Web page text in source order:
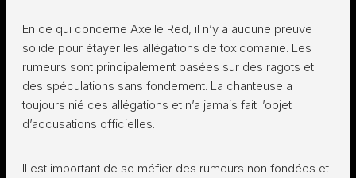
En ce qui concerne Axelle Red, il n’y a aucune preuve
solide pour étayer les allégations de toxicomanie. Les
rumeurs sont principalement basées sur des ragots et
des spéculations sans fondement. La chanteuse a
toujours nié ces allégations et n’a jamais fait l’objet
d’accusations officielles.
Il est important de se méfier des rumeurs non fondées et